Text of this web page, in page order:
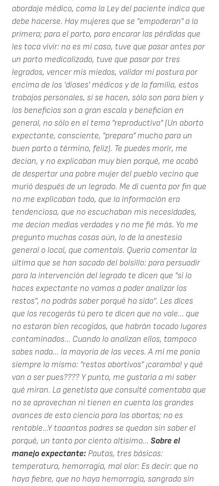
abordaje médico, como la Ley del paciente indica que
debe hacerse. Hay mujeres que se "empoderan" a la
primera; para el parto, para encarar las pérdidas que
les toca vivir: no es mi caso, tuve que pasar antes por
un parto medicalizado, tuve que pasar por tres
legrados, vencer mis miedos, validar mi postura por
encima de los 'dioses' médicos y de la familia, estos
trabajos personales, si se hacen, sólo son para bien y
los beneficios son a gran escala y benefician en
general, no sólo en el tema "reproductivo" (Un aborto
expectante, consciente, "prepara" mucho para un
buen parto a término, feliz). Te puedes morir, me
decían, y no explicaban muy bien porqué, me acabó
de despertar una pobre mujer del pueblo vecino que
murió después de un legrado. Me di cuenta por fin que
no me explicaban todo, que la información era
tendenciosa, que no escuchaban mis necesidades,
me decían medias verdades y no me fié más. Yo me
pregunto muchas cosas aún, lo de la anestesia
general o local, que comentais. Quería comentar la
última que se han sacado del bolsillo: para persuadir
para la intervención del legrado te dicen que "si lo
haces expectante no vamos a poder analizar los
restos", no podrás saber porqué ha sido". Les dices
que los recogerás tú pero te dicen que no vale... que
no estaran bien recogidos, que habrán tocado lugares
contaminados... Cuando lo analizan ellos, tampoco
sabes nada... la mayoría de las veces. A mi me ponía
siempre lo mismo: "restos abortivos" ¡caramba! y qué
van a ser pues???? Y punto, me gustaría a mi saber
qué miran. La genetista que consulté comentaba que
no se aprovechan ni tienen en cuenta los grandes
avances de esta ciencia para los abortos; no es
rentable...Y taaantos padres se quedan sin saber el
porqué, un tanto por ciento altísimo... Sobre el
manejo expectante: Pautas, tres básicas:
temperatura, hemorragia, mal olor: Es decir: que no
haya fiebre, que no haya hemorragia, sangrado sin